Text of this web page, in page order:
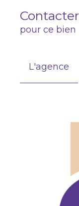
Contacter
pour ce bien
L'agence